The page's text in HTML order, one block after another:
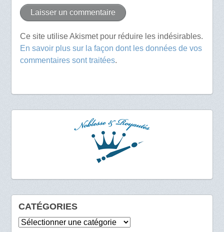
Ce site utilise Akismet pour réduire les indésirables.
En savoir plus sur la façon dont les données de vos
commentaires sont traitées.
CATÉGORIES
Catégories